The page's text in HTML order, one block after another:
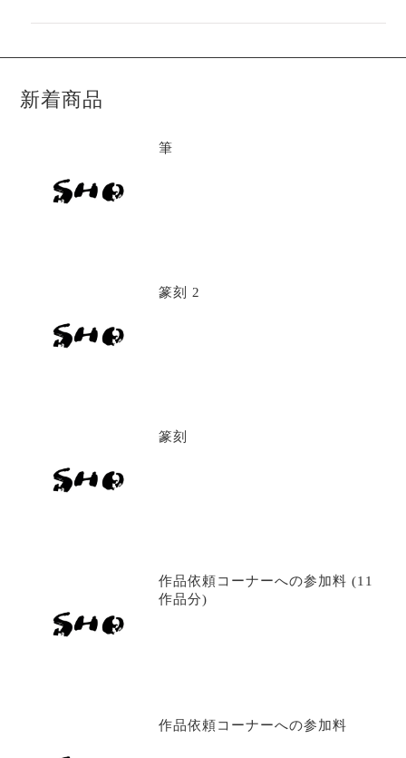
新着商品
筆
篆刻 2
篆刻
作品依頼コーナーへの参加料 (11
作品分)
作品依頼コーナーへの参加料